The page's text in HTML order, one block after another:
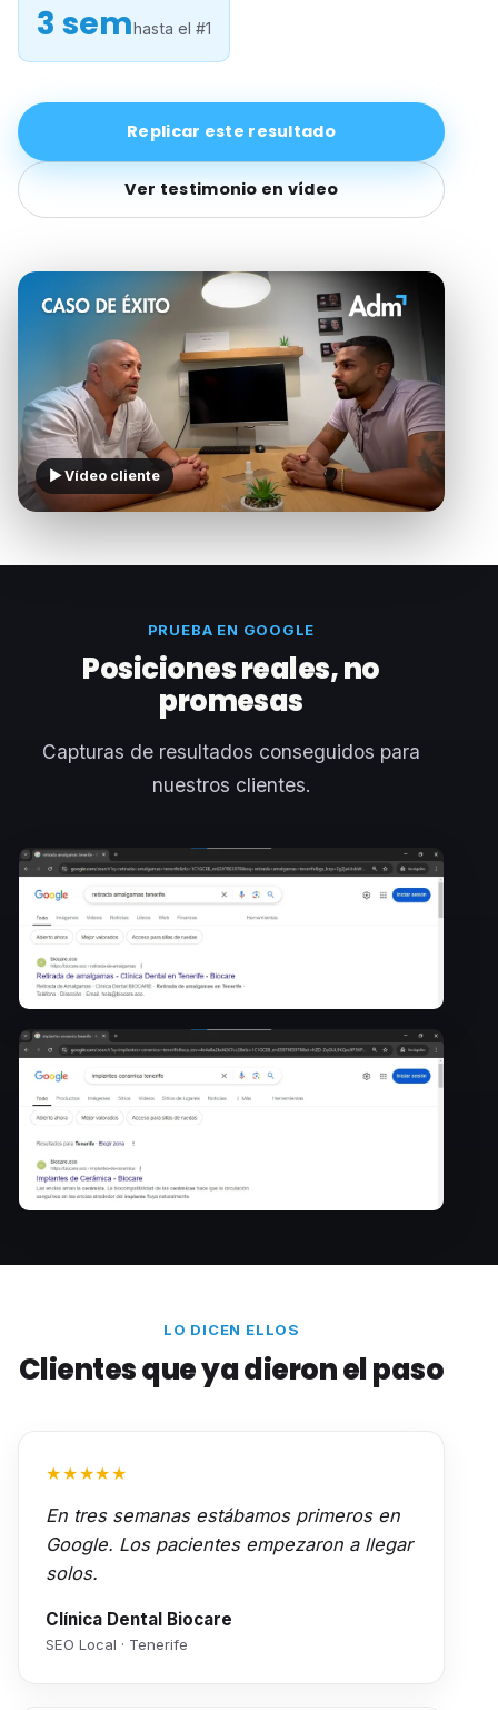
3 semhasta el #1
Replicar este resultado
Ver testimonio en vídeo
▶ Vídeo cliente
PRUEBA EN GOOGLE
Posiciones reales, no
promesas
Capturas de resultados conseguidos para
nuestros clientes.
LO DICEN ELLOS
Clientes que ya dieron el paso
★★★★★
En tres semanas estábamos primeros en
Google. Los pacientes empezaron a llegar
solos.
Clínica Dental Biocare
SEO Local · Tenerife